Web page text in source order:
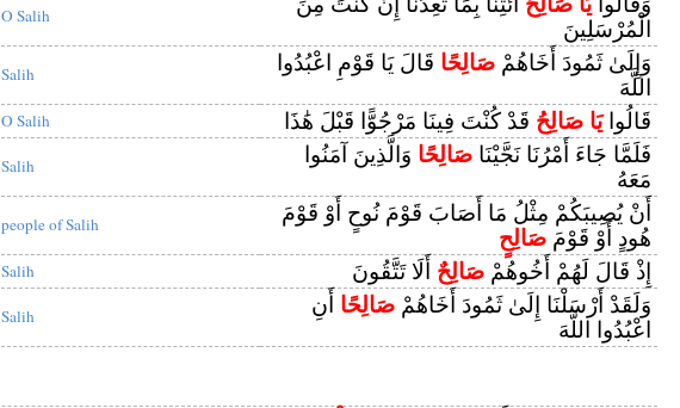
O Salih
الْمُرْسَلِينَ
Salih وَإِلَىٰ ثَمُودَ أَخَاهُمْ صَالِحًا قَالَ يَا قَوْمِ اعْبُدُوا
اللَّهَ
O Salih قَالُوايَا صَالِحُ قَدْ كُنْتَ فِينَا مَرْجُوًّا قَبْلَ هَٰذَا
Salih فَلَمَّا جَاءَ أَمْرُنَا نَجَّيْنَا صَالِحًا وَالَّذِينَ آمَنُوا
مَعَهُ
people of Salih
أَنْ يُصِيبَكُمْ مِثْلُ مَا أَصَابَ قَوْمَ نُوحٍ أَوْ قَوْمَ
هُودٍ أَوْ قَوْمَ صَالِحٍ
Salih إِذْ قَالَ لَهُمْ أَخُوهُمْ صَالِحٌ أَلَا تَتَّقُونَ
Salih وَلَقَدْ أَرْسَلْنَا إِلَىٰ ثَمُودَ أَخَاهُمْ صَالِحًا أَنِ
اعْبُدُوا اللَّهَ